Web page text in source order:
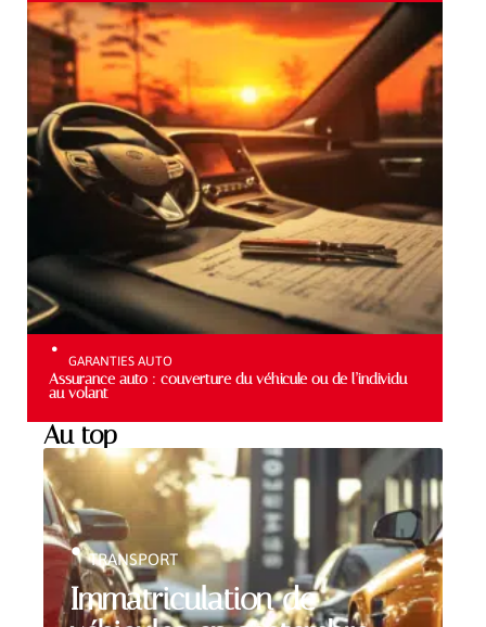
GARANTIES AUTO
Assurance auto : couverture du véhicule ou de l’individu
au volant
Au top
Immatriculation de
TRANSPORT